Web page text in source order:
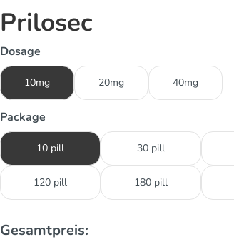
Prilosec
Dosage
10mg 20mg 40mg
Package
10 pill 30 pill
120 pill 180 pill
Gesamtpreis: